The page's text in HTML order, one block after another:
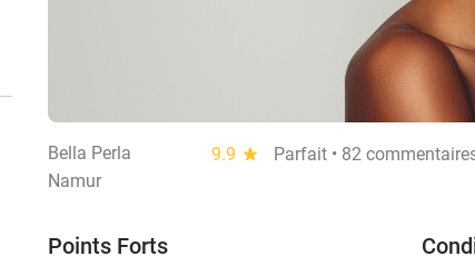
Bella Perla 9.9 star
Parfait • 82
Namur
Points Forts